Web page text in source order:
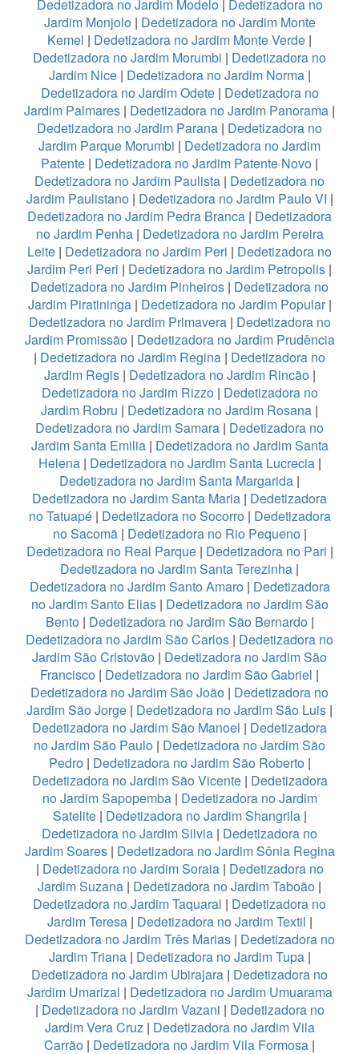
Dedetizadora no Jardim Modelo| Dedetizadora no
Jardim Monjolo| Dedetizadora no Jardim Monte
Kemel | Dedetizadora no Jardim Monte Verde |
Dedetizadora no Jardim Morumbi | Dedetizadora no
Jardim Nice| Dedetizadora no Jardim Norma|
Dedetizadora no Jardim Odete| Dedetizadora no
Jardim Palmares | Dedetizadora no Jardim Panorama |
Dedetizadora no Jardim Parana | Dedetizadora no
Jardim Parque Morumbi | Dedetizadora no Jardim
Patente | Dedetizadora no Jardim Patente Novo |
Dedetizadora no Jardim Paulista | Dedetizadora no
Jardim Paulistano| Dedetizadora no Jardim Paulo VI |
Dedetizadora no Jardim Pedra Branca | Dedetizadora
no Jardim Penha| Dedetizadora no Jardim Pereira
Leite | Dedetizadora no Jardim Peri | Dedetizadora no
Jardim Peri Peri | Dedetizadora no Jardim Petropolis |
Dedetizadora no Jardim Pinheiros | Dedetizadora no
Jardim Piratininga| Dedetizadora no Jardim Popular|
Dedetizadora no Jardim Primavera| Dedetizadora no
Jardim Promissão| Dedetizadora no Jardim Prudência
| Dedetizadora no Jardim Regina | Dedetizadora no
Jardim Regis| Dedetizadora no Jardim Rincão|
Dedetizadora no Jardim Rizzo| Dedetizadora no
Jardim Robru | Dedetizadora no Jardim Rosana |
Dedetizadora no Jardim Samara | Dedetizadora no
Jardim Santa Emilia| Dedetizadora no Jardim Santa
Helena| Dedetizadora no Jardim Santa Lucrecia|
Dedetizadora no Jardim Santa Margarida |
Dedetizadora no Jardim Santa Maria | Dedetizadora
no Tatuapé| Dedetizadora no Socorro| Dedetizadora
no Sacomã| Dedetizadora no Rio Pequeno|
Dedetizadora no Real Parque| Dedetizadora no Pari |
Dedetizadora no Jardim Santa Terezinha |
Dedetizadora no Jardim Santo Amaro| Dedetizadora
no Jardim Santo Elias| Dedetizadora no Jardim São
Bento| Dedetizadora no Jardim São Bernardo|
Dedetizadora no Jardim São Carlos | Dedetizadora no
Jardim São Cristovão | Dedetizadora no Jardim São
Francisco | Dedetizadora no Jardim São Gabriel |
Dedetizadora no Jardim São João | Dedetizadora no
Jardim São Jorge | Dedetizadora no Jardim São Luis |
Dedetizadora no Jardim São Manoel | Dedetizadora
no Jardim São Paulo | Dedetizadora no Jardim São
Pedro| Dedetizadora no Jardim São Roberto|
Dedetizadora no Jardim São Vicente| Dedetizadora
no Jardim Sapopemba| Dedetizadora no Jardim
Satelite| Dedetizadora no Jardim Shangrila|
Dedetizadora no Jardim Silvia | Dedetizadora no
Jardim Soares| Dedetizadora no Jardim Sônia Regina
| Dedetizadora no Jardim Soraia| Dedetizadora no
Jardim Suzana | Dedetizadora no Jardim Taboão |
Dedetizadora no Jardim Taquaral | Dedetizadora no
Jardim Teresa| Dedetizadora no Jardim Textil |
Dedetizadora no Jardim Três Marias| Dedetizadora no
Jardim Triana| Dedetizadora no Jardim Tupa|
Dedetizadora no Jardim Ubirajara | Dedetizadora no
Jardim Umarizal | Dedetizadora no Jardim Umuarama
| Dedetizadora no Jardim Vazani | Dedetizadora no
Jardim Vera Cruz| Dedetizadora no Jardim Vila
Carrão | Dedetizadora no Jardim Vila Formosa |